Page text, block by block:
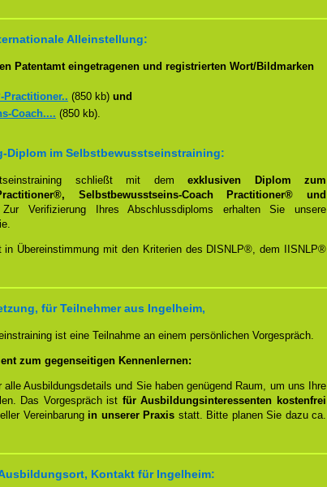
Alleinstellung:
Patentamt eingetragenen und registrierten Wort/Bildmarken
Practitioner.. (850 kb) und
Coach.... (850 kb).
Diplom im Selbstbewusstseinstraining:
schließt mit demexklusiven Diplom zum
Selbstbewusstseins-Coach Practitioner® und
Zur Verifizierung Ihres Abschlussdiploms erhalten Sie unsere
in Übereinstimmung mit den Kriterien des DISNLP®, dem IISNLP®
für Teilnehmer aus Ingelheim,
ist eine Teilnahme an einem persönlichen Vorgespräch.
zum gegenseitigen Kennenlernen:
alle Ausbildungsdetails und Sie haben genügend Raum, um uns Ihre
Das Vorgespräch ist für Ausbildungsinteressenten kostenfrei
Vereinbarung in unserer Praxis statt. Bitte planen Sie dazu ca.
Kontakt für Ingelheim: